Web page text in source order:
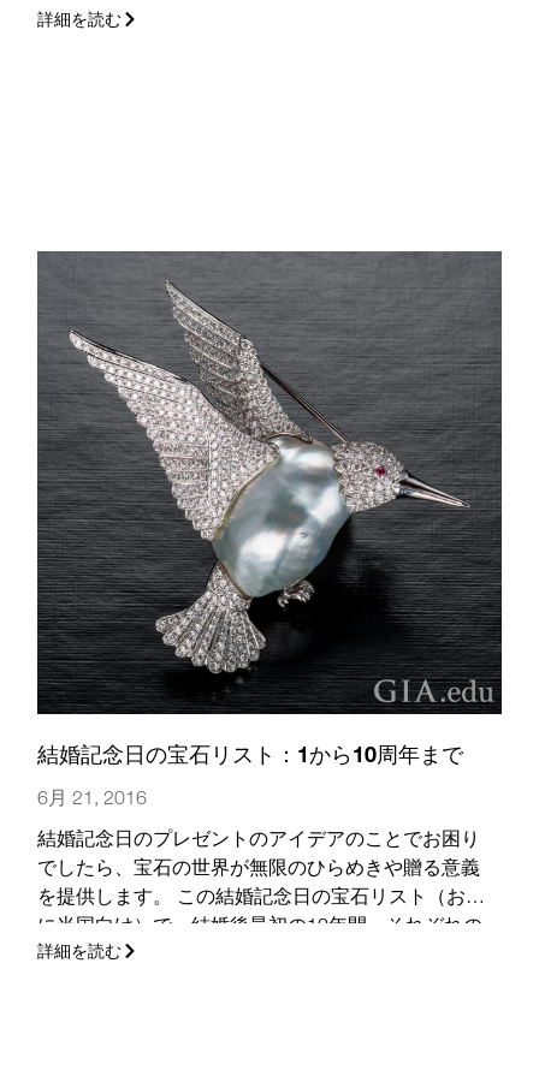
詳細を読む
結婚記念日の宝石リスト：1から10周年まで
6月 21, 2016
結婚記念日のプレゼントのアイデアのことでお困り
でしたら、宝石の世界が無限のひらめきや贈る意義
を提供します。 この結婚記念日の宝石リスト（おも
に米国向け）で、結婚後最初の10年間、それぞれの
年に贈るプレゼントとして最適なものを見つけてく
詳細を読む